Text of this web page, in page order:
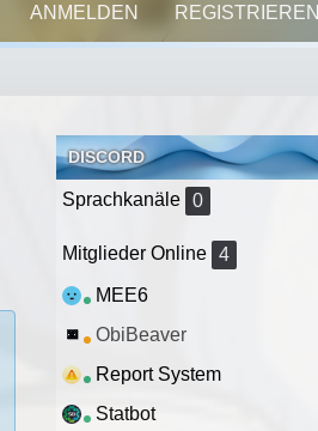
06.08.2026, 05:53:59
ANMELDEN REGISTRIEREN
DISCORD
Sprachkanäle 0
Mitglieder Online 4
MEE6
ObiBeaver
Report System
Statbot